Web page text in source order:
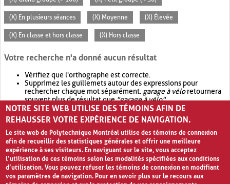
(X) En plusieurs séances (X) Moyenne (X) Élevée
(X) En classe et hors classe (X) Hors classe
Votre recherche n'a donné aucun résultat
Vérifiez que l'orthographe est correcte.
Supprimez les guillemets autour des expressions pour
rechercher chaque mot séparément. garage à véloretournera
souvent plus de résultat que"garage à vélo".
Envisagez d'élargir votre recherche avec OR.garage OR vélo
retournera souvent plus de résultat quegarage à vélo
NOTRE SITE WEB UTILISE DES TÉMOINS AFIN DE
REHAUSSER VOTRE EXPÉRIENCE DE NAVIGATION.
Le site web de Polytechnique Montréal utilise des témoins de connexion
afin de recueillir des statistiques générales et offrir une meilleure
expérience à ses visiteurs. En naviguant sur le site, vous acceptez
l’utilisation de ces témoins selon les modalités spécifiées aux conditions
d’utilisation. Vous pouvez refuser les témoins de connexion en modifiant
vos paramètres de navigation. Pour en savoir plus sur le recours aux